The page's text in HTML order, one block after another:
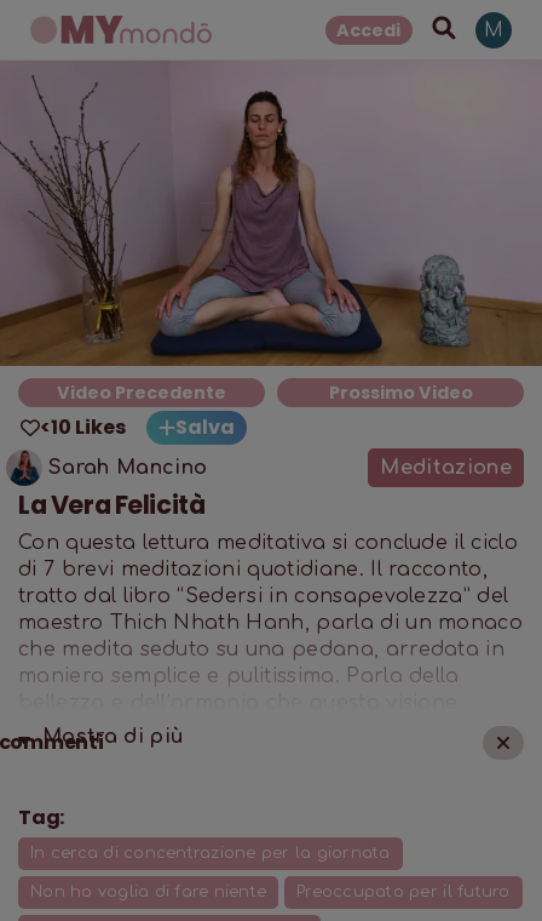
Accedi M
Video Precedente Prossimo Video
<10 Likes Salva
Sarah Mancino Meditazione
La Vera Felicità
Con questa lettura meditativa si conclude il ciclo
di 7 brevi meditazioni quotidiane. Il racconto,
tratto dal libro “Sedersi in consapevolezza” del
maestro Thich Nhath Hanh, parla di un monaco
che medita seduto su una pedana, arredata in
maniera semplice e pulitissima. Parla della
evoca al maestro, e anche della semplicità che
e che può evocare in noi una grande felicità.
Mostra di più
Tag:
In cerca di concentrazione per la giornata
Non ho voglia di fare niente Preoccupato per il futuro